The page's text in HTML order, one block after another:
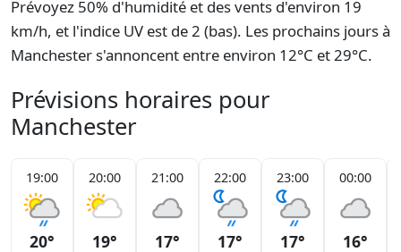
Prévoyez 50% d'humidité et des vents d'environ 19
km/h, et l'indice UV est de 2 (bas). Les prochains jours à
Manchester s'annoncent entre environ 12°C et 29°C.
Prévisions horaires pour
Manchester
19:00
20°
20:00
19°
21:00
17°
22:00
17°
23:00
17°
00:00
16°